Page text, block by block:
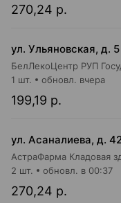
270,24 р.
199,19 р.
1 шт. обновл. вчера
ул. Асаналиева, д.
270,24 р.
2 шт. обновл. в 00:37